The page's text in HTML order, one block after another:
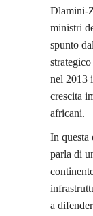
Dlamini-
ministri
spunto
nel 2013
crescita
africani.
In
parla di
a